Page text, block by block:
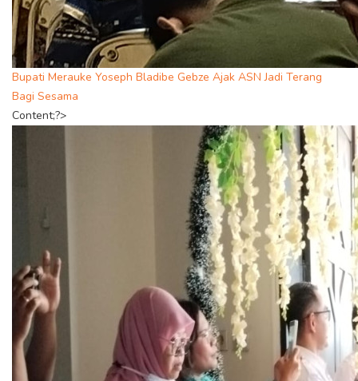
Bupati Merauke Yoseph Bladibe Gebze Ajak ASN Jadi Terang
Bagi Sesama
Content;?>